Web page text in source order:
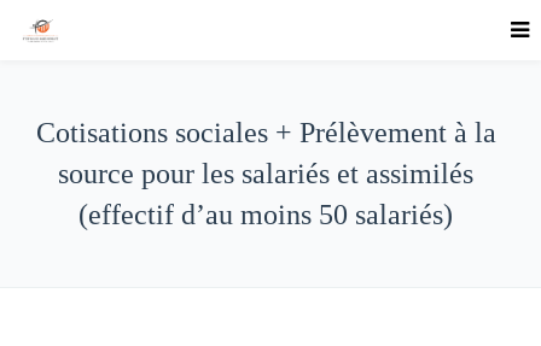
Cotisations sociales + Prélèvement à la
source pour les salariés et assimilés
(effectif d’au moins 50 salariés)